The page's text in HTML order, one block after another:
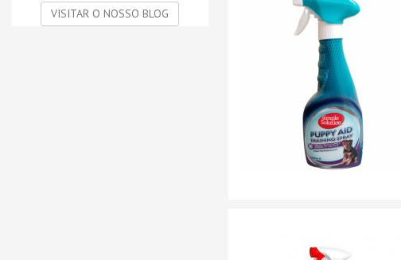
VISITAR O NOSSO BLOG